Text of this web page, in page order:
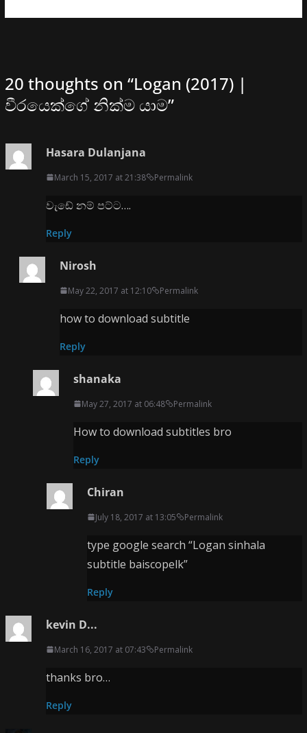
20 thoughts on “Logan (2017) |
වීරයෙක්ගේ නික්ම යාම”
Hasara Dulanjana
March 15, 2017 at 21:38 Permalink
වැඩේ නම් පට්ට….
Reply
Nirosh
May 22, 2017 at 12:10 Permalink
how to download subtitle
Reply
shanaka
May 27, 2017 at 06:48 Permalink
How to download subtitles bro
Reply
Chiran
July 18, 2017 at 13:05 Permalink
type google search “Logan sinhala
subtitle baiscopelk”
Reply
kevin D...
March 16, 2017 at 07:43 Permalink
thanks bro…
Reply